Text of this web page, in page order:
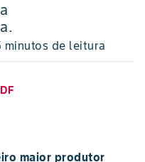
minutos de leitura
maior produtor